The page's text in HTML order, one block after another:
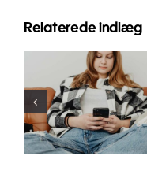
Relaterede indlæg
Innovative
strategier til
at øge
synligheden
af
Facebook-